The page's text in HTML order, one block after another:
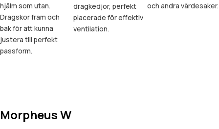
hjälm som utan.
Dragskor fram och
bak för att kunna
justera till perfekt
passform.
dragkedjor, perfekt
placerade för effektiv
ventilation.
och andra värdesaker.
Morpheus W